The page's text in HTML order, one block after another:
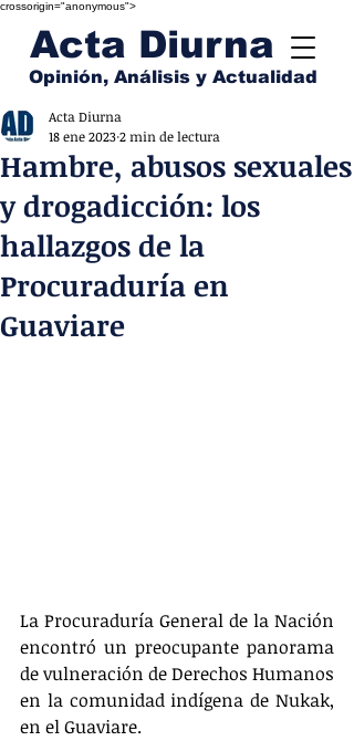
crossorigin="anonymous">
Acta Diurna
Opinión, Análisis y Actualidad
Hambre, abusos sexuales
y drogadicción: los
hallazgos de la
Procuraduría en
Guaviare
Acta Diurna
18 ene 20232 min de lectura
La Procuraduría General de la Nación
encontró un preocupante panorama
de vulneración de Derechos Humanos
en la comunidad indígena de Nukak,
en el Guaviare.